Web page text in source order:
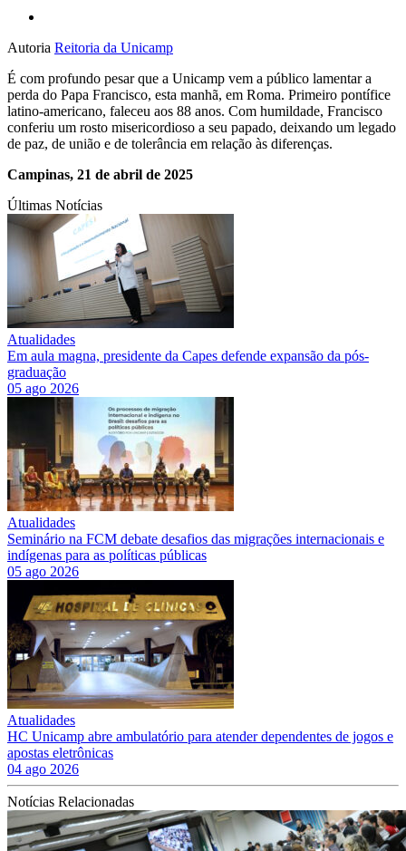
Autoria Reitoria da Unicamp
É com profundo pesar que a Unicamp vem a público lamentar a
perda do Papa Francisco, esta manhã, em Roma. Primeiro pontífice
latino-americano, faleceu aos 88 anos. Com humildade, Francisco
conferiu um rosto misericordioso a seu papado, deixando um legado
de paz, de união e de tolerância em relação às diferenças.
Campinas, 21 de abril de 2025
Últimas Notícias
Atualidades
Em aula magna, presidente da Capes defende expansão da pós-
graduação
05 ago 2026
Atualidades
Seminário na FCM debate desafios das migrações internacionais e
indígenas para as políticas públicas
05 ago 2026
Atualidades
HC Unicamp abre ambulatório para atender dependentes de jogos e
apostas eletrônicas
04 ago 2026
Notícias Relacionadas